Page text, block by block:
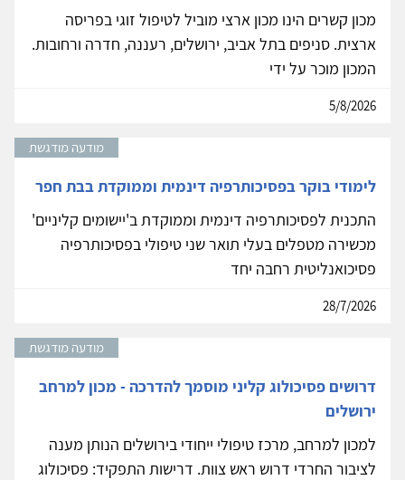
מכון קשרים הינו מכון ארצי מוביל לטיפול זוגי בפריסה
ארצית. סניפים בתל אביב, ירושלים, רעננה, חדרה ורחובות.
המכון מוכר על ידי
5/8/2026
מודעה מודגשת
לימודי בוקר בפסיכותרפיה דינמית וממוקדת בבת חפר
התכנית לפסיכותרפיה דינמית וממוקדת ב'יישומים קליניים'
מכשירה מטפלים בעלי תואר שני טיפולי בפסיכותרפיה
פסיכואנליטית רחבה יחד
28/7/2026
מודעה מודגשת
דרושים פסיכולוג קליני מוסמך להדרכה - מכון למרחב
ירושלים
למכון למרחב, מרכז טיפולי ייחודי בירושלים הנותן מענה
לציבור החרדי דרוש ראש צוות. דרישות התפקיד: פסיכולוג